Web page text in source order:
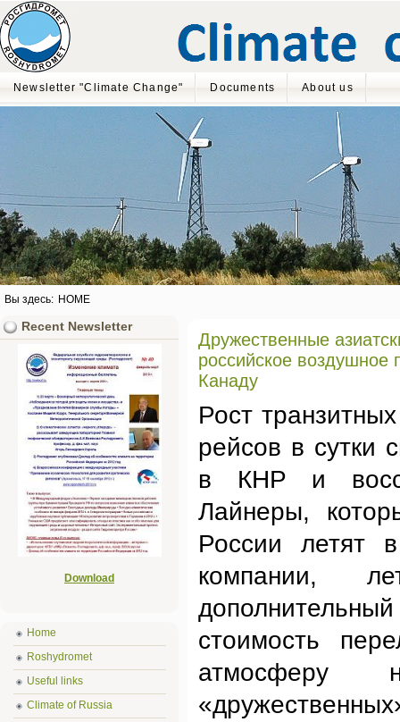
Newsletter "Climate Change" Documents About us
Вы здесь: HOME
Дружественные
российское воздушное
Канаду
Рост
рейсов в сутки
в КНР и
Лайнеры,
России летят
компании,
стоимость
атмосферу
Recent Newsletter
Download
Home
Roshydromet
Useful links
Climate of Russia